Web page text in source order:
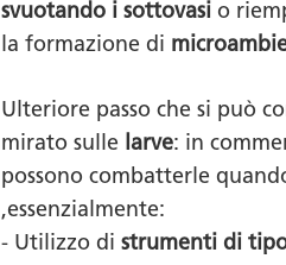
svuotando i sottovasi o
la formazione di
Ulteriore passo che si può
mirato sulle larve: in
possono combatterle
,essenzialmente:
- Utilizzo distrumenti di